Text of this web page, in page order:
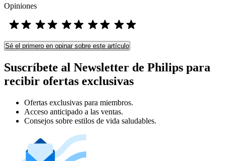
Opiniones
Sé el primero en opinar sobre este artículo
Suscríbete al Newsletter de Philips para
recibir ofertas exclusivas
Ofertas exclusivas para miembros.
Acceso anticipado a las ventas.
Consejos sobre estilos de vida saludables.